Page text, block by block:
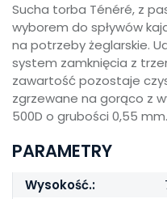
Sucha torba Ténéré, z
wyborem do spływów
na potrzeby żeglarskie.
system zamknięcia z
zawartość pozostaje
zgrzewane na gorąco z
500D o grubości 0,55 mm.
PARAMETRY
Wysokość.: